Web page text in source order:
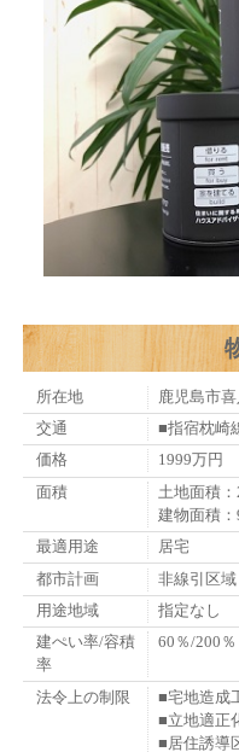
所在地
鹿児島市
交通
■指宿枕崎
価格
1999万円
面積
土地面積：
建物面積：
最適用途
居宅
都市計画
非線引区域
用途地域
指定なし
建ぺい率/容積
率
60％/200％
法令上の制限
■宅地造成
■立地適正
■居住誘導